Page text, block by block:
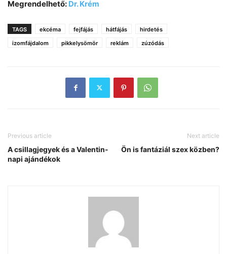
Megrendelhető: Dr. Krém
TAGS ekcéma fejfájás hátfájás
hirdetés
izomfájdalom
pikkelysömör reklám zúzódás
Previous article
A csillagjegyek és a Valentin-
napi ajándékok
Next article
Ön is fantáziál szex közben?